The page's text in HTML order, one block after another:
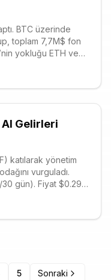
BTC üzerinde
toplam 7,7M$ fon
yokluğu ETH ve
AI Gelirleri
katılarak yönetim
vurguladı.
gün). Fiyat $0.29,
5 Sonraki